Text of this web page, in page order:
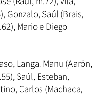
Gonzalo, Saúl (Brais,
Mario e Diego
Langa, Manu (Aarón,
Saúl, Esteban,
Carlos (Machaca,